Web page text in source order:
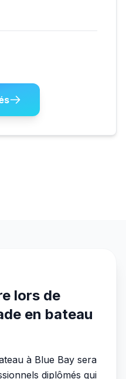
lors de
en bateau
à Blue Bay sera
diplômés qui